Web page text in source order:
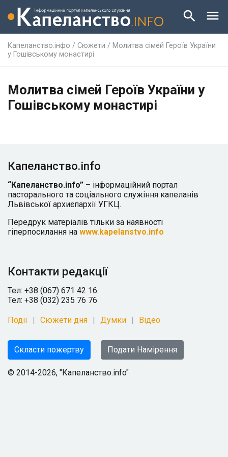
Капеланство.інфо / Сюжети / Молитва сімей Героїв України
у Гошівському монастирі
Молитва сімей Героїв України у
Гошівському монастирі
Капеланство.info
“Капеланство.info” – інформаційний портал
пасторального та соціального служіння капеланів
Львівської архиєпархії УГКЦ.
Передрук матеріалів тільки за наявності
гіперпосилання на www.kapelanstvo.info
Контакти редакції
Тел: +38 (067) 671 42 16
Тел: +38 (032) 235 76 76
Події Сюжети дня Думки Відео
Скласти пожертву Подати Намірення
© 2014-2026, "Капеланство.info"